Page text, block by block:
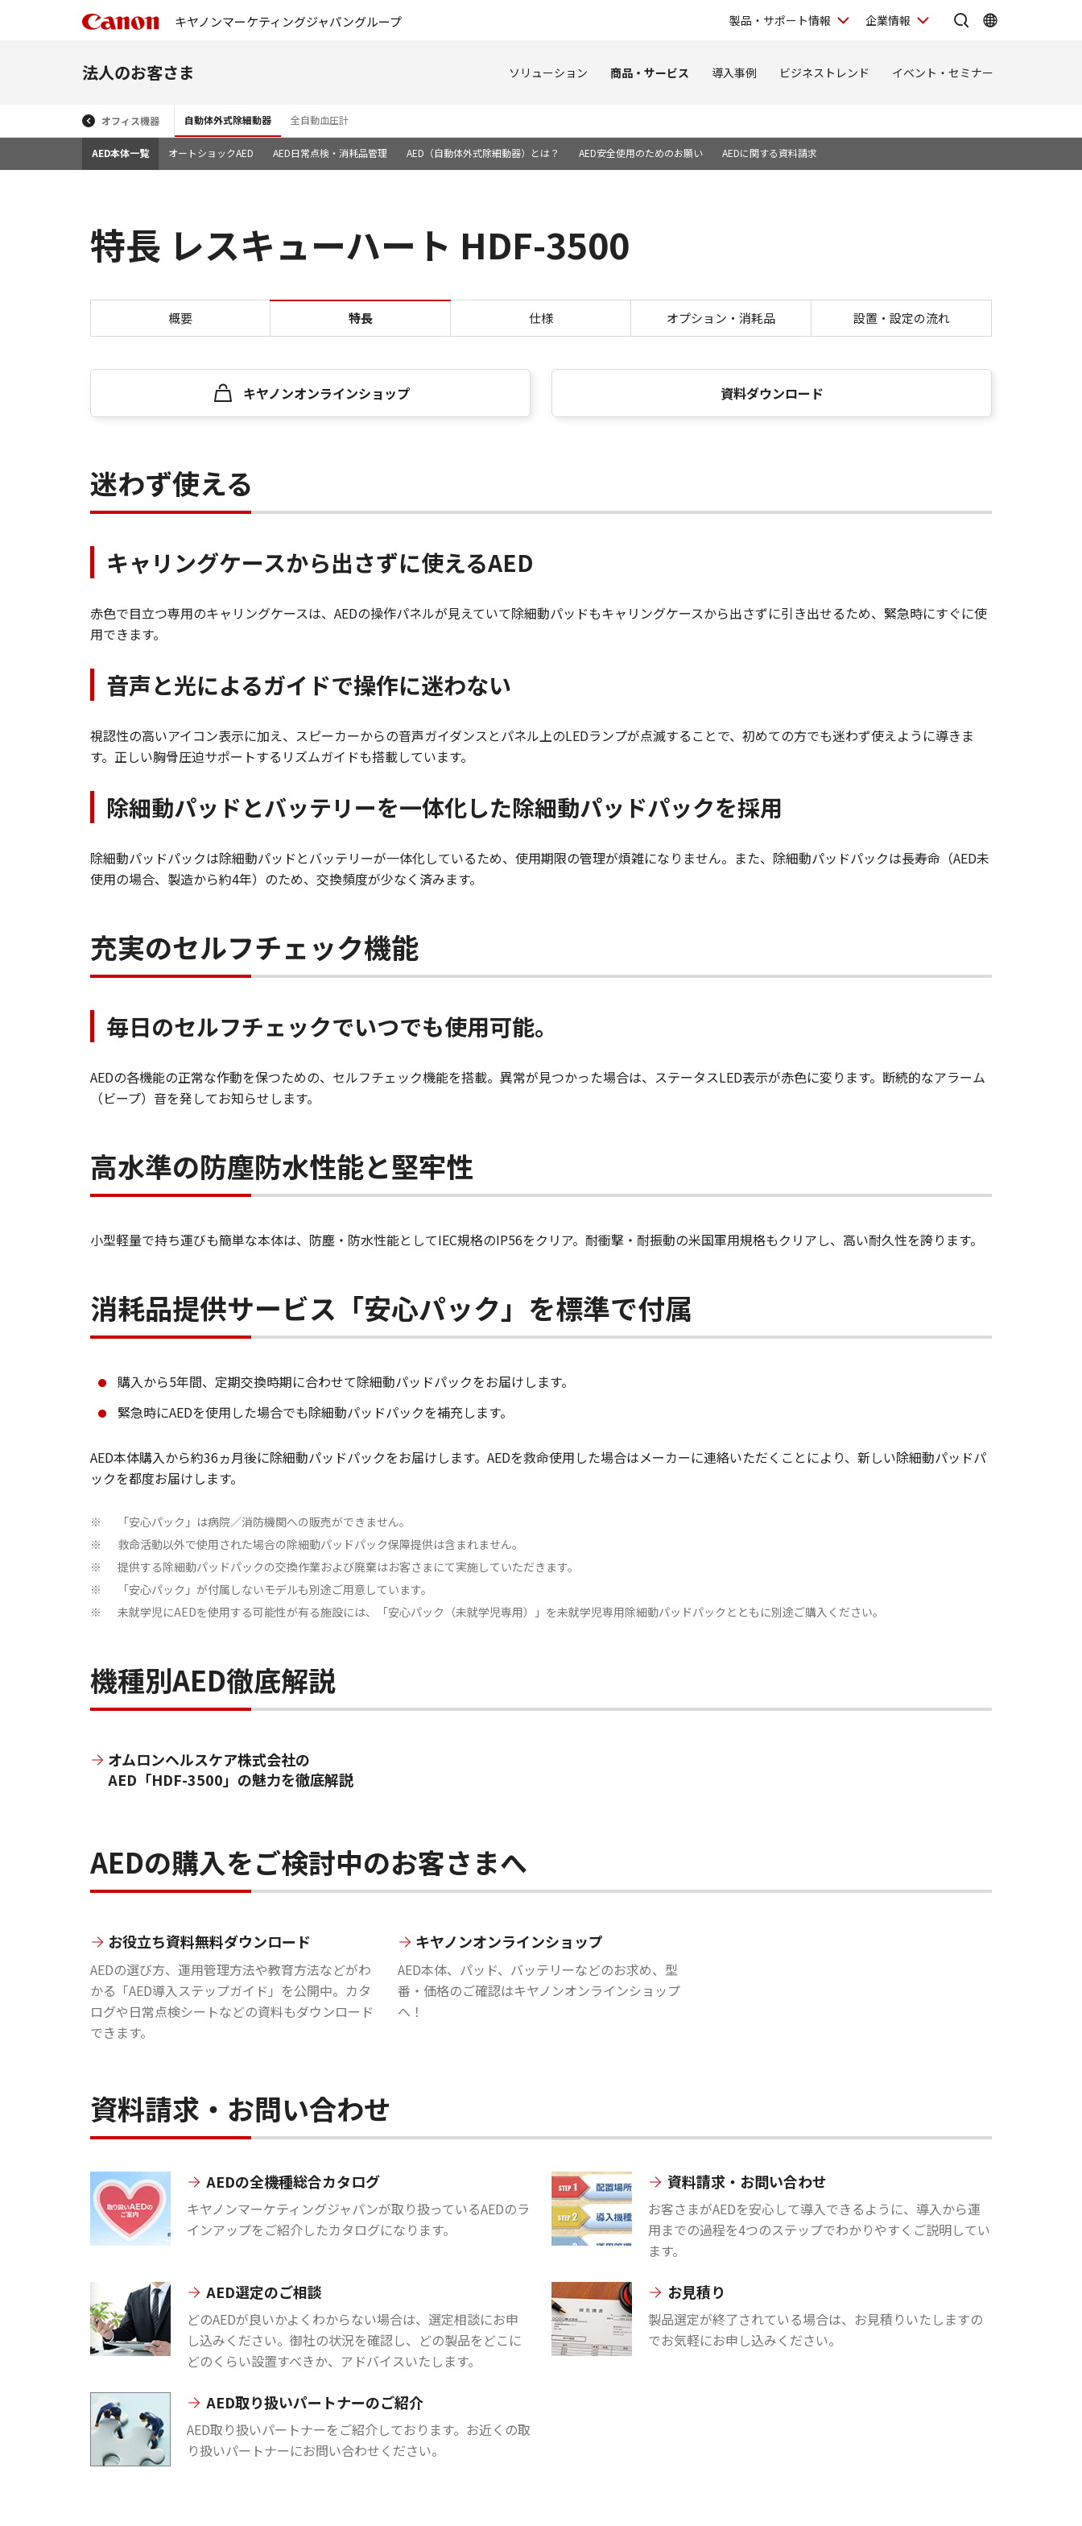
キヤノンマーケティングジャパングループ 製品・サポート情報 企業情報
法人のお客さま ソリューション 商品・サービス 導入事例 ビジネストレンド イベント・セミナー
オフィス機器 自動体外式除細動器 全自動血圧計
AED本体一覧 オートショックAED AED日常点検・消耗品管理 AED（自動体外式除細動器）とは？ AED安全使用のためのお願い AEDに関する資料請求
特長 レスキューハート HDF-3500
特長 レスキューハート HDF-3500
概要 特長 仕様 オプション・消耗品 設置・設定の流れ
キヤノンオンラインショップ 資料ダウンロード
迷わず使える
キャリングケースから出さずに使えるAED
赤色で目立つ専用のキャリングケースは、AEDの操作パネルが見えていて除細動パッドもキャリングケースから出さずに引き出せるため、緊急時にすぐに使
用できます。
音声と光によるガイドで操作に迷わない
視認性の高いアイコン表示に加え、スピーカーからの音声ガイダンスとパネル上のLEDランプが点滅することで、初めての方でも迷わず使えように導きま
す。正しい胸骨圧迫サポートするリズムガイドも搭載しています。
除細動パッドとバッテリーを一体化した除細動パッドパックを採用
除細動パッドパックは除細動パッドとバッテリーが一体化しているため、使用期限の管理が煩雑になりません。また、除細動パッドパックは長寿命（AED未
使用の場合、製造から約4年）のため、交換頻度が少なく済みます。
充実のセルフチェック機能
毎日のセルフチェックでいつでも使用可能。
AEDの各機能の正常な作動を保つための、セルフチェック機能を搭載。異常が見つかった場合は、ステータスLED表示が赤色に変ります。断続的なアラーム
（ビープ）音を発してお知らせします。
高水準の防塵防水性能と堅牢性
小型軽量で持ち運びも簡単な本体は、防塵・防水性能としてIEC規格のIP56をクリア。耐衝撃・耐振動の米国軍用規格もクリアし、高い耐久性を誇ります。
消耗品提供サービス「安心パック」を標準で付属
購入から5年間、定期交換時期に合わせて除細動パッドパックをお届けします。
緊急時にAEDを使用した場合でも除細動パッドパックを補充します。
AED本体購入から約36ヵ月後に除細動パッドパックをお届けします。AEDを救命使用した場合はメーカーに連絡いただくことにより、新しい除細動パッドパ
ックを都度お届けします。
※ 「安心パック」は病院／消防機関への販売ができません。
※ 救命活動以外で使用された場合の除細動パッドパック保障提供は含まれません。
※ 提供する除細動パッドパックの交換作業および廃棄はお客さまにて実施していただきます。
※ 「安心パック」が付属しないモデルも別途ご用意しています。
※ 未就学児にAEDを使用する可能性が有る施設には、「安心パック（未就学児専用）」を未就学児専用除細動パッドパックとともに別途ご購入ください。
機種別AED徹底解説
オムロンヘルスケア株式会社の
AED「HDF-3500」の魅力を徹底解説
AEDの購入をご検討中のお客さまへ
お役立ち資料無料ダウンロード
AEDの選び方、運用管理方法や教育方法などがわ
かる「AED導入ステップガイド」を公開中。カタ
ログや日常点検シートなどの資料もダウンロード
できます。
キヤノンオンラインショップ
AED本体、パッド、バッテリーなどのお求め、型
番・価格のご確認はキヤノンオンラインショップ
へ！
資料請求・お問い合わせ
AEDの全機種総合カタログ
キヤノンマーケティングジャパンが取り扱っているAEDのラ
インアップをご紹介したカタログになります。
資料請求・お問い合わせ
お客さまがAEDを安心して導入できるように、導入から運
用までの過程を4つのステップでわかりやすくご説明してい
ます。
AED選定のご相談
どのAEDが良いかよくわからない場合は、選定相談にお申
し込みください。御社の状況を確認し、どの製品をどこに
どのくらい設置すべきか、アドバイスいたします。
お見積り
製品選定が終了されている場合は、お見積りいたしますの
でお気軽にお申し込みください。
AED取り扱いパートナーのご紹介
AED取り扱いパートナーをご紹介しております。お近くの取
り扱いパートナーにお問い合わせください。